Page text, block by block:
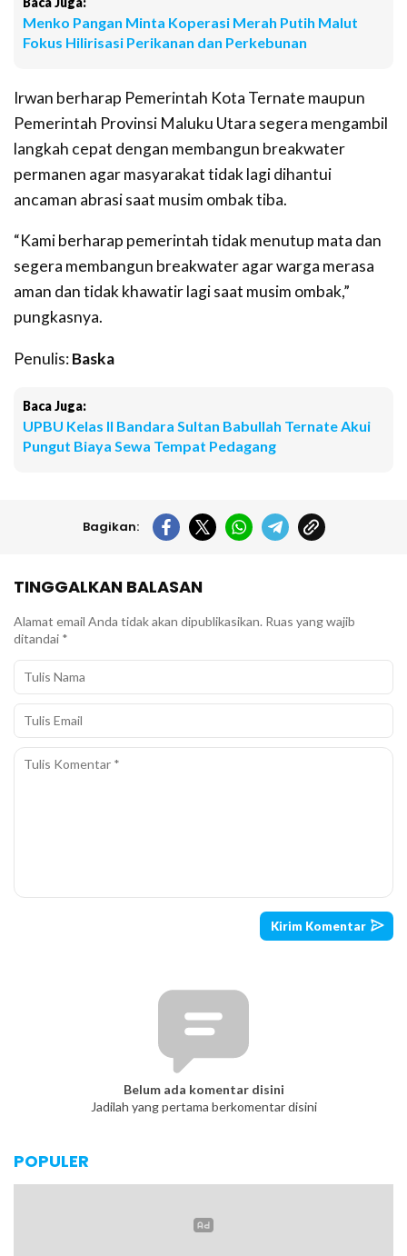
Menko Pangan Minta Koperasi Merah Putih Malut
Fokus Hilirisasi Perikanan dan Perkebunan
Irwan berharap Pemerintah Kota Ternate maupun
Pemerintah Provinsi Maluku Utara segera mengambil
langkah cepat dengan membangun breakwater
permanen agar masyarakat tidak lagi dihantui
ancaman abrasi saat musim ombak tiba.
“Kami berharap pemerintah tidak menutup mata dan
segera membangun breakwater agar warga merasa
aman dan tidak khawatir lagi saat musim ombak,”
pungkasnya.
Penulis:Baska
Baca Juga:
UPBU Kelas II Bandara Sultan Babullah Ternate Akui
Pungut Biaya Sewa Tempat Pedagang
Bagikan:
TINGGALKAN BALASAN
Alamat email Anda tidak akan dipublikasikan. Ruas yang wajib
ditandai *
Belum ada komentar disini
Jadilah yang pertama berkomentar disini
POPULER